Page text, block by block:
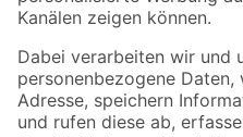
Folge uns
Zahlungsarten